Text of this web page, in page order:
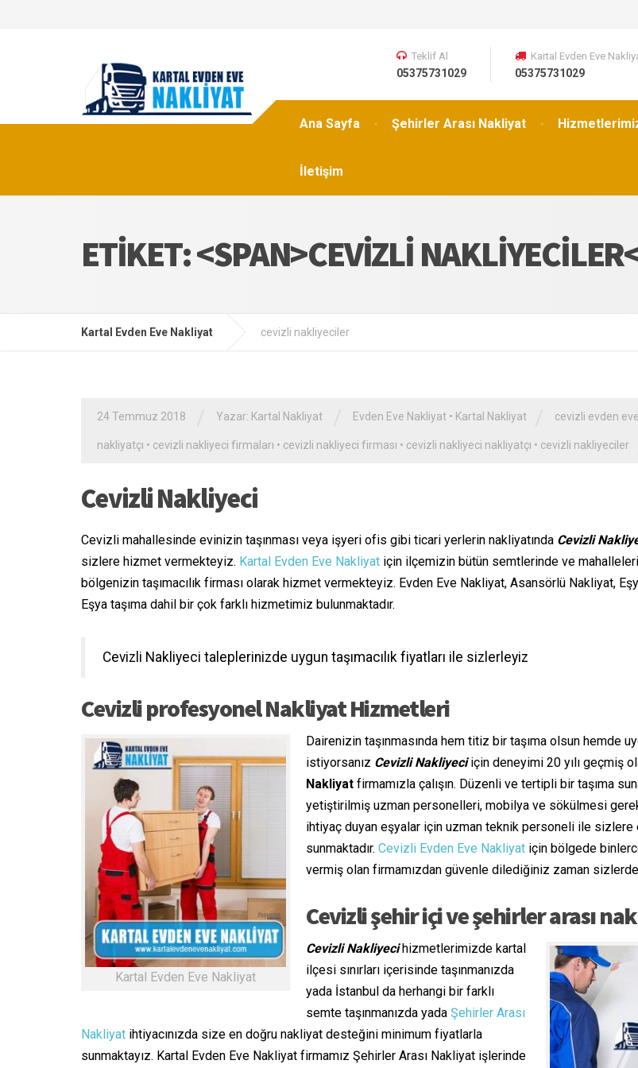
Ana Sayfa Şehirler Arası Nakliyat
İletişim
Teklif Al
05375731029
Kartal Evden Eve
05375731029
ETIKET: <SPAN>CEVIZLI
Kartal Evden Eve Nakliyat cevizli nakliyeciler
24 Temmuz 2018 Yazar: Kartal Nakliyat Evden Eve Nakliyat • Kartal Nakliyat cevizli evden
nakliyatçı • cevizli nakliyeci firmaları • cevizli nakliyeci firması • cevizli nakliyeci nakliyatçı • cevizli nakliyeciler
Cevizli Nakliyeci
Cevizli mahallesinde evinizin taşınması veya işyeri ofis gibi ticari yerlerin nakliyatında Cevizli
sizlere hizmet vermekteyiz. Kartal Evden Eve Nakliyat için ilçemizin bütün semtlerinde ve
bölgenizin taşımacılık firması olarak hizmet vermekteyiz. Evden Eve Nakliyat, Asansörlü Nakliyat,
Eşya taşıma dahil bir çok farklı hizmetimiz bulunmaktadır.
Cevizli Nakliyeci taleplerinizde uygun taşımacılık fiyatları ile sizlerleyiz
Cevizli profesyonel Nakliyat Hizmetleri
Kartal Evden Eve Nakliyat
Dairenizin taşınmasında hem titiz bir taşıma olsun hemde
istiyorsanız Cevizli Nakliyeciiçin deneyimi 20 yılı geçmiş
Nakliyat firmamızla çalışın. Düzenli ve tertipli bir taşıma
yetiştirilmiş uzman personelleri, mobilya ve sökülmesi
ihtiyaç duyan eşyalar için uzman teknik personeli ile
sunmaktadır. Cevizli Evden Eve Nakliyat için bölgede
vermiş olan firmamızdan güvenle dilediğiniz zaman
Cevizli şehir içi ve şehirler arası
Cevizli Nakliyecihizmetlerimizde kartal
ilçesi sınırları içerisinde taşınmanızda
yada İstanbul da herhangi bir farklı
semte taşınmanızda yada Şehirler Arası
Nakliyat ihtiyacınızda size en doğru nakliyat desteğini minimum fiyatlarla
sunmaktayız. Kartal Evden Eve Nakliyat firmamız Şehirler Arası Nakliyat işlerinde